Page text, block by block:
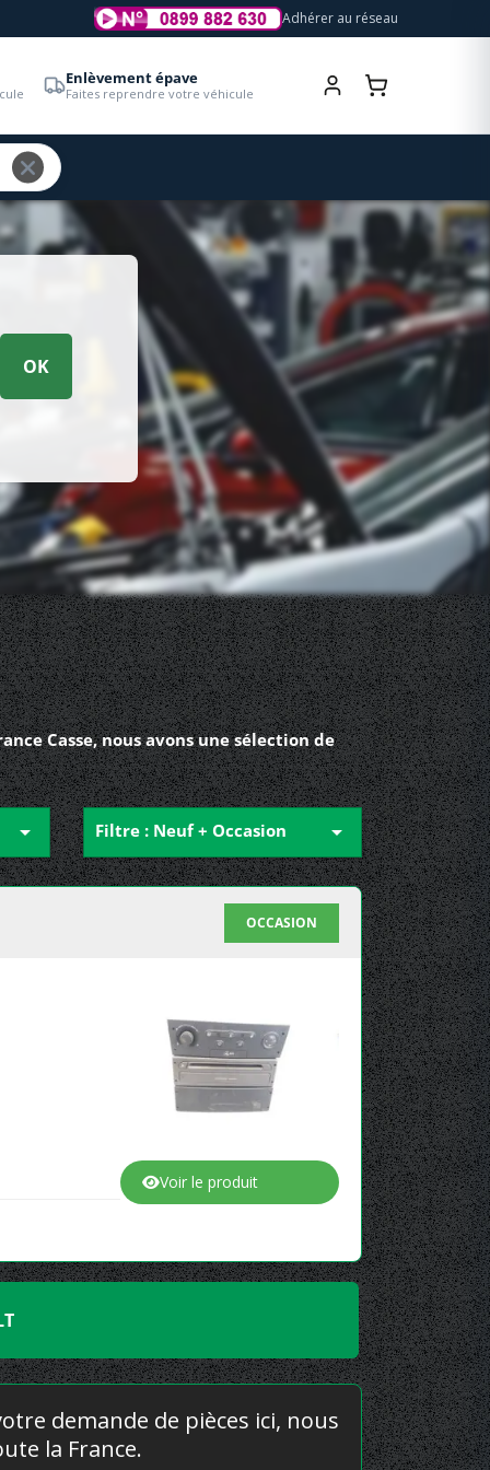
Adhérer au réseau
Enlèvement épave
Faites reprendre votre véhicule
OK
Casse, nous avons une sélection de
 Filtre : Neuf + Occasion 
OCCASION
Voir le produit
demande de pièces ici, nous
la France.